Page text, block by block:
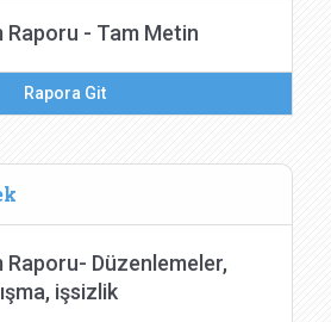
Raporu - Tam Metin
Rapora Git
Raporu- Düzenlemeler,
işsizlik